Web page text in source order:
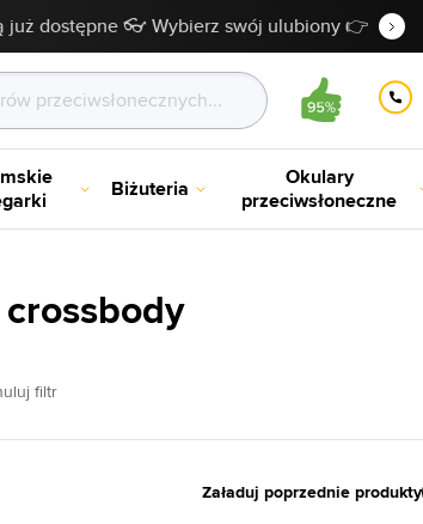
już dostępne 👓 Wybierz swój ulubiony 👉
Biżuteria
Okulary
przeciwsłoneczne
filtr
Załaduj poprzednie produkty